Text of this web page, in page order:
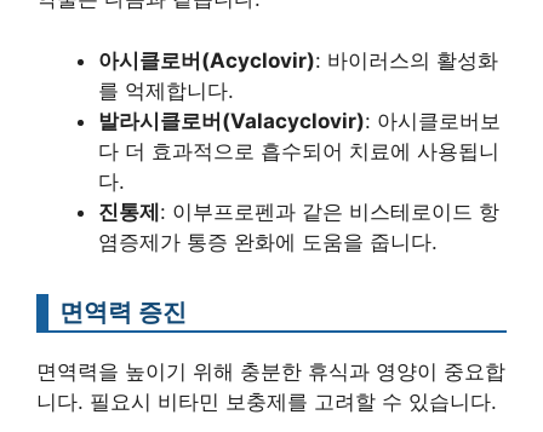
아시클로버(Acyclovir): 바이러스의 활성화
를 억제합니다.
발라시클로버(Valacyclovir): 아시클로버보
다 더 효과적으로 흡수되어 치료에 사용됩니
다.
진통제: 이부프로펜과 같은 비스테로이드 항
염증제가 통증 완화에 도움을 줍니다.
면역력 증진
면역력을 높이기 위해 충분한 휴식과 영양이 중요합
니다. 필요시 비타민 보충제를 고려할 수 있습니다.